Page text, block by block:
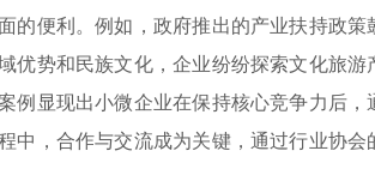
的便利。例如，政府推出的产业扶持政
优势和民族文化，企业纷纷探索文化旅
例显现出小微企业在保持核心竞争力后
中，合作与交流成为关键，通过行业协